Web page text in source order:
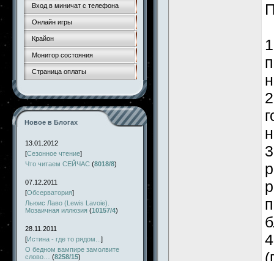
Вход в миничат с телефона
Онлайн игры
Крайон
Монитор состояния
Страница оплаты
Новое в Блогах
13.01.2012
[Сезонное чтение]
Что читаем СЕЙЧАС (8018/8)
07.12.2011
[Обсерватория]
Льюис Лаво (Lewis Lavoie).
Мозаичная иллюзия (10157/4)
28.11.2011
[Истина - где то рядом... ]
О бедном вампире замолвите
слово…
(8258/15)